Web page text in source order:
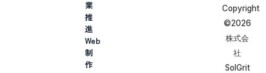
業
推
進
Web
制
作
Copyright
©︎2026
株式会
社
SolGrit